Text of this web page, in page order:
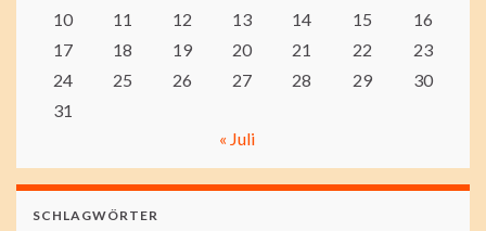
10
11 12 13 14 15
16
17
18 19 20 21 22
23
24
25 26 27 28 29
30
31
« Juli
SCHLAGWÖRTER